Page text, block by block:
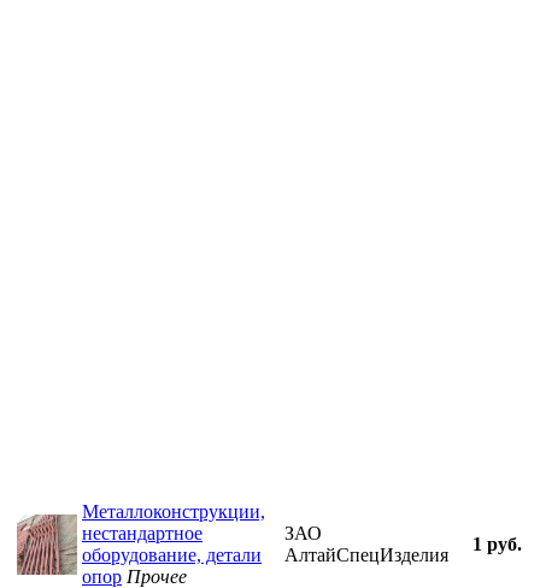
Металлоконструкции,
нестандартное
оборудование, детали
опор Прочее
ЗАО
АлтайСпецИзделия
1 руб.